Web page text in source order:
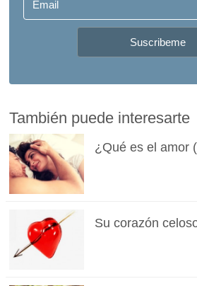
También puede interesarte
¿Qué es el amor
Su corazón